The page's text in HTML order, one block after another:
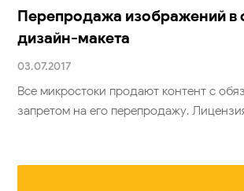
Перепродажа изображений в
дизайн-макета
03.07.2017
Все микростоки продают контент с
запретом на его перепродажу.